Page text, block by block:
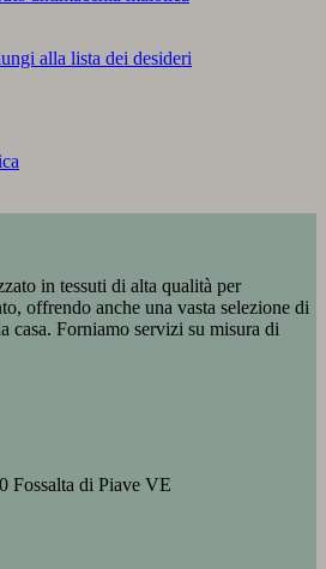
alla lista dei desideri
in tessuti di alta qualità per
offrendo anche una vasta selezione di
casa. Forniamo servizi su misura di
Fossalta di Piave VE